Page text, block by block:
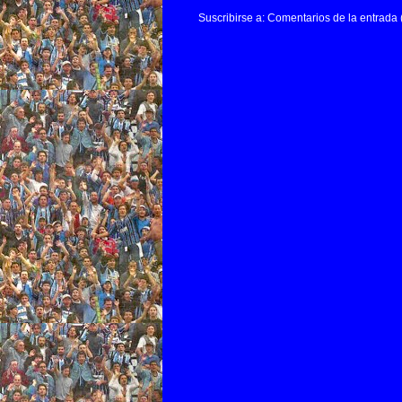
Suscribirse a: Comentarios de la entrada